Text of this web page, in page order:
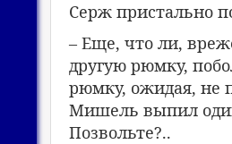
Серж пристально
– Еще, что ли,
другую рюмку,
рюмку, ожидая, не
Мишель выпил
Позвольте?..